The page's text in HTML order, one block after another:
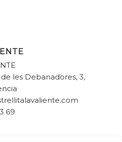
les Debanadores, 3,
69